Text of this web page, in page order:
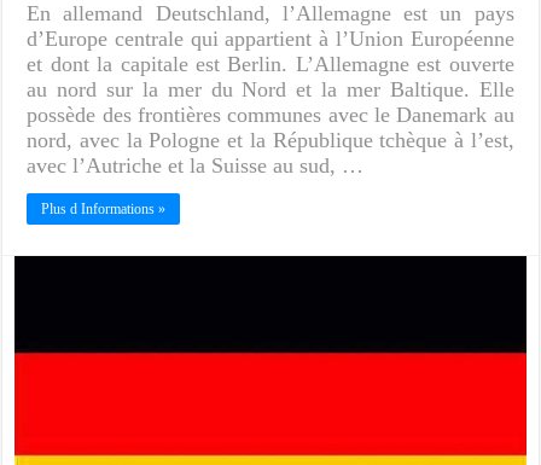
En allemand Deutschland, l’Allemagne est un pays
d’Europe centrale qui appartient à l’Union Européenne
et dont la capitale est Berlin. L’Allemagne est ouverte
au nord sur la mer du Nord et la mer Baltique. Elle
possède des frontières communes avec le Danemark au
nord, avec la Pologne et la République tchèque à l’est,
avec l’Autriche et la Suisse au sud, …
Plus d Informations »